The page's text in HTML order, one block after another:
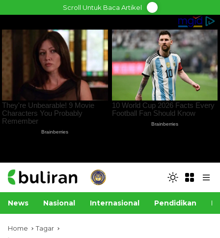
to
Scroll Untuk Baca Artikel
News Nasional Internasional Pendidikan
Home Tagar